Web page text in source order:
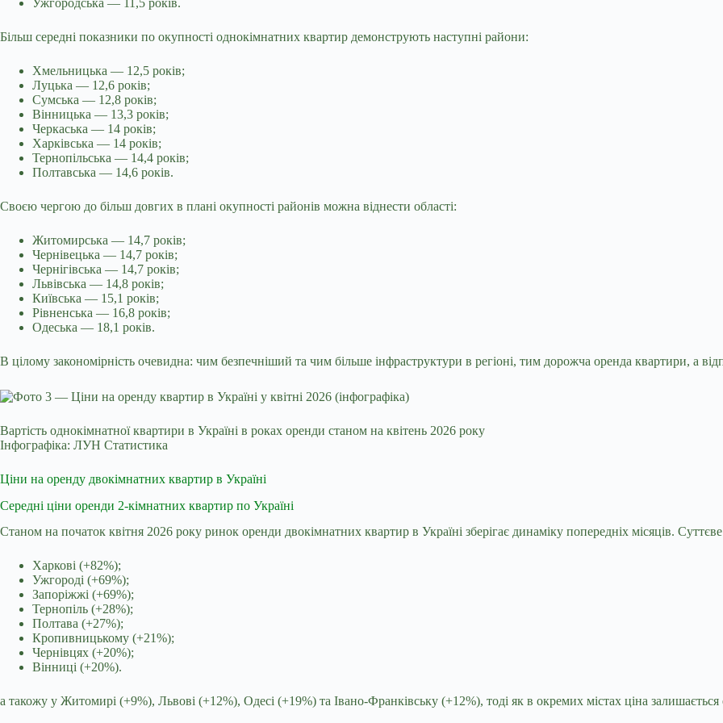
Ужгородська — 11,5 років.
Більш середні показники по окупності однокімнатних квартир демонструють наступні райони:
Хмельницька — 12,5 років;
Луцька — 12,6 років;
Сумська — 12,8 років;
Вінницька — 13,3 років;
Черкаська — 14 років;
Харківська — 14 років;
Тернопільська — 14,4 років;
Полтавська — 14,6 років.
Своєю чергою до більш довгих в плані окупності районів можна віднести області:
Житомирська — 14,7 років;
Чернівецька — 14,7 років;
Чернігівська — 14,7 років;
Львівська — 14,8 років;
Київська — 15,1 років;
Рівненська — 16,8 років;
Одеська — 18,1 років.
В цілому закономірність очевидна: чим безпечніший та чим більше інфраструктури в регіоні, тим дорожча оренда квартири, а
Вартість однокімнатної квартири в Україні в роках оренди станом на квітень 2026 року
Інфографіка: ЛУН Статистика
Ціни на оренду двокімнатних квартир в Україні
Середні ціни оренди 2-кімнатних квартир по Україні
Станом на початок квітня 2026 року ринок оренди двокімнатних квартир в Україні зберігає динаміку попередніх місяців.
Харкові (+82%);
Ужгороді (+69%);
Запоріжжі (+69%);
Тернопіль (+28%);
Полтава (+27%);
Кропивницькому (+21%);
Чернівцях (+20%);
Вінниці (+20%).
а такожу у Житомирі (+9%), Львові (+12%), Одесі (+19%) та Івано-Франківську (+12%), тоді як в окремих містах ціна